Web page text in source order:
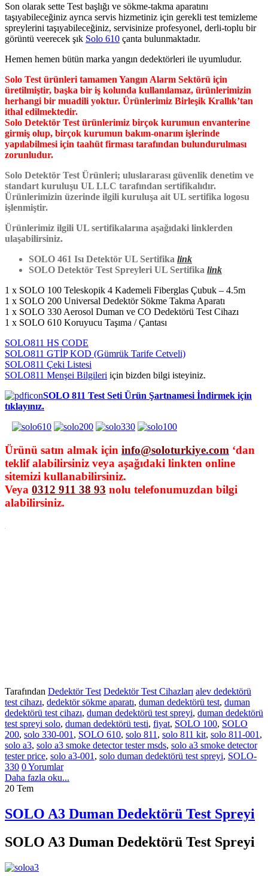
Son olarak sette Test başlığı ve sökme-takma aparatını
taşıyabileceğiniz ayrıca servis hizmetiniz için gerekli test temizleme
spreylerini taşıyabileceğiniz, servisinize profesyonel, derli-toplu bir
görüntü veerecek şık Solo 610 çanta bulunmaktadır.
Hemen hemen bütün marka yangın dedektörleri ile uyumludur.
Solo Test ürünleri tamamen Yangın Alarm Sektörü için
üretilmiştir, başka bir iş kolunda kullanılamaz, ürünlerimizin
herhangi bir muadili yoktur. Ürünlerimiz Birleşik Krallık’tan
ithal edilmektedir.
Solo Detektör Test ürünlerimiz birçok kurumun envanterine
girmiş olup, birçok kurumun bakım-onarım işlerinde
yapılabilmesi için taahüt firması tarafından bulundurulması
zorunludur.
Solo Detektör Test Ürünleri; uluslararası güvenlik denetim ve
standart kuruluşu UL LLC tarafından sertifikalıdır.
Ürünlerimizin üzerinde ilgili kuruluşa ait UL sertifika logosu
işlenmiştir.
Ürünlerimiz ilgili UL sertifikalarına aşağıdaki linklerden
ulaşabilirsiniz.
SOLO 461 Isı Detektör UL Sertifika link
SOLO Detektör Test Spreyleri UL Sertifika link
1 x SOLO 100 Teleskopik 4 Kademeli Fiberglas Çubuk – 4.5m
1 x SOLO 200 Universal Dedektör Sökme Takma Aparatı
1 x SOLO 330 Aerosol Duman ve CO Dedektörü Test Cihazı
1 x SOLO 610 Koruyucu Taşıma / Çantası
SOLO811 HS CODE
SOLO811 GTİP KOD (Gümrük Tarife Cetveli)
SOLO811 Çeki Listesi
SOLO811 Menşei Bilgileri için bizden bilgi isteyiniz.
SOLO 811 Test Seti Ürün Şartnamesi İndirmek için
tıklayınız.
Ürünü satın almak için info@soloturkiye.com ‘dan
teklif alabilirsiniz veya aşağıdaki linkten online
sitemizi kullanabilirsiniz.
Veya 0312 911 38 93 nolu telefonumuzdan bilgi
alabilirsiniz.
Tarafından Dedektör Test Dedektör Test Cihazları alev dedektörü
test cihazı, dedektör sökme aparatı, duman dedektörü test, duman
dedektörü test cihazı, duman dedektörü test spreyi, duman dedektörü
test spreyi solo, duman dedektörü testi, fiyat, SOLO 100, SOLO
200, solo 330-001 , SOLO 610, solo 811 , solo 811 kit, solo 811-001 ,
solo a3, solo a3 smoke detector tester msds, solo a3 smoke detector
tester price, solo a3-001 , solo duman dedektörü test spreyi, SOLO-
330 0 Yorumlar
Daha fazla oku...
20 Tem
SOLO A3 Duman Dedektörü Test Spreyi
SOLO A3 Duman Dedektörü Test Spreyi